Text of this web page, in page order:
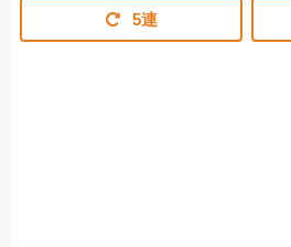
5連